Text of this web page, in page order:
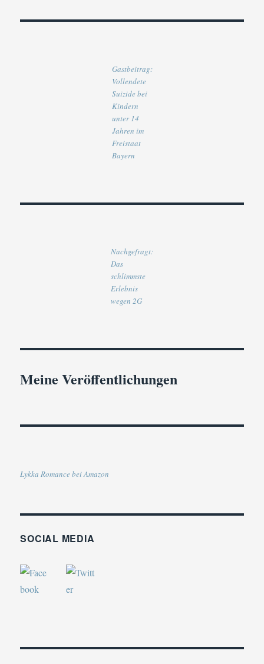
Gastbeitrag:
Vollendete
Suizide bei
Kindern
unter 14
Jahren im
Freistaat
Bayern
Nachgefragt:
Das
schlimmste
Erlebnis
wegen 2G
Meine Veröffentlichungen
Lykka Romance bei Amazon
SOCIAL MEDIA